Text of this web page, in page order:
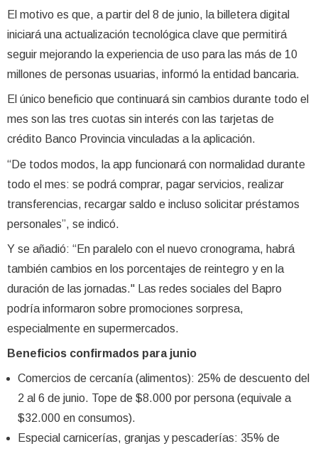
El motivo es que, a partir del 8 de junio, la billetera digital
iniciará una actualización tecnológica clave que permitirá
seguir mejorando la experiencia de uso para las más de 10
millones de personas usuarias, informó la entidad bancaria.
El único beneficio que continuará sin cambios durante todo el
mes son las tres cuotas sin interés con las tarjetas de
crédito Banco Provincia vinculadas a la aplicación.
“De todos modos, la app funcionará con normalidad durante
todo el mes: se podrá comprar, pagar servicios, realizar
transferencias, recargar saldo e incluso solicitar préstamos
personales”, se indicó.
Y se añadió: “En paralelo con el nuevo cronograma, habrá
también cambios en los porcentajes de reintegro y en la
duración de las jornadas." Las redes sociales del Bapro
podría informaron sobre promociones sorpresa,
especialmente en supermercados.
Beneficios confirmados para junio
Comercios de cercanía (alimentos): 25% de descuento del
2 al 6 de junio. Tope de $8.000 por persona (equivale a
$32.000 en consumos).
Especial carnicerías, granjas y pescaderías: 35% de